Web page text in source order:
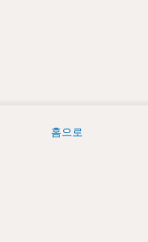
홈으로